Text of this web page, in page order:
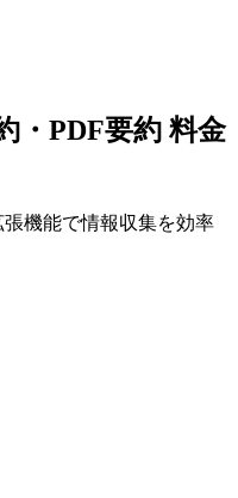
・PDF要約 料金
機能で情報収集を効率